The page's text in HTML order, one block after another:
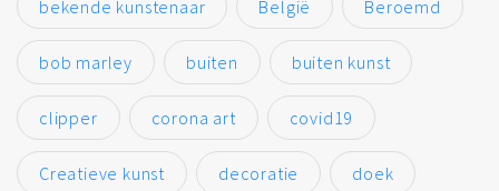
bekende kunstenaar België Beroemd
bob marley buiten buiten kunst
clipper corona art covid19
Creatieve kunst decoratie doek